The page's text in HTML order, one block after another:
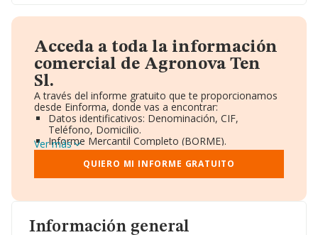
Información general
Acceda a toda la información
comercial de Agronova Ten
Sl.
A través del informe gratuito que te proporcionamos
desde Einforma, donde vas a encontrar:
Datos identificativos: Denominación, CIF,
Teléfono, Domicilio.
Informe Mercantil Completo (BORME).
Gráficos de Evolución Ventas y Empleados.
Consejo de Administración y Administradores.
Directivos y Ejecutivos.
Información oficial y registral complementaria.
Ver más
QUIERO MI INFORME GRATUITO